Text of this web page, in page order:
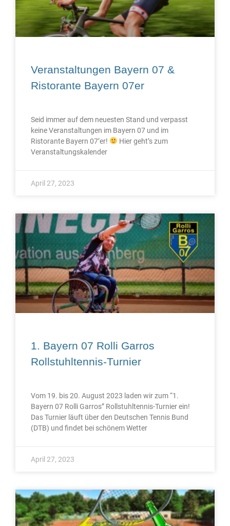
Veranstaltungen Bayern 07 &
Ristorante Bayern 07er
Seid immer auf dem neuesten Stand und verpasst
keine Veranstaltungen im Bayern 07 und im
Ristorante Bayern 07’er!
Hier geht’s zum
Veranstaltungskalender
April 27, 2023
1. Bayern 07 Rolli Garros
Rollstuhltennis-Turnier
Vom 19. bis 20. August 2023 laden wir zum “1.
Bayern 07 Rolli Garros” Rollstuhltennis-Turnier ein!
Das Turnier läuft über den Deutschen Tennis Bund
(DTB) und findet bei schönem Wetter
April 27, 2023